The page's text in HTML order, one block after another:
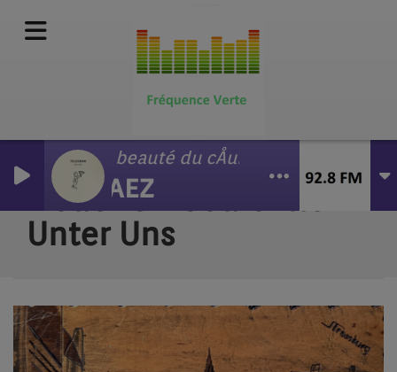
La beauté du cÅur
SAEZ
Lieder Un Gedichtle
Unter Uns